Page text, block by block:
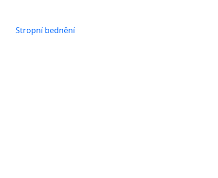
Stropní bednění